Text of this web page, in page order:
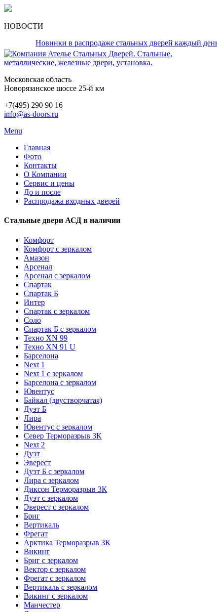
НОВОСТИ
Новинки в распродаже стальных дверей каждый день!
Московская область
Новорязанское шоссе 25-й км
+7(495) 290 90 16
info@as-doors.ru
Menu
Главная
Фото
Контакты
О Компании
Сервис и цены
До и после
Распродажа входных дверей
Стальные двери АСД в наличии
Комфорт
Комфорт с зеркалом
Амазон
Арсенал
Арсенал с зеркалом
Спартак
Спартак Б
Интер
Спартак с зеркалом
Соло
Спартак Б с зеркалом
Техно XN 99
Техно XN 91 U
Барселона
Next 1
Next 1 с зеркалом
Барселона с зеркалом
Ювентус
Байкал (двустворчатая)
Дуэт Б
Лира
Ювентус с зеркалом
Север Терморазрыв 3К
Next 2
Дуэт
Эверест
Дуэт Б с зеркалом
Лира с зеркалом
Диксон Терморазрыв 3К
Дуэт с зеркалом
Эверест с зеркалом
Бриг
Вертикаль
Фрегат
Арктика Терморазрыв 3К
Викинг
Бриг с зеркалом
Вектор с зеркалом
Фрегат с зеркалом
Вертикаль с зеркалом
Викинг с зеркалом
Манчестер